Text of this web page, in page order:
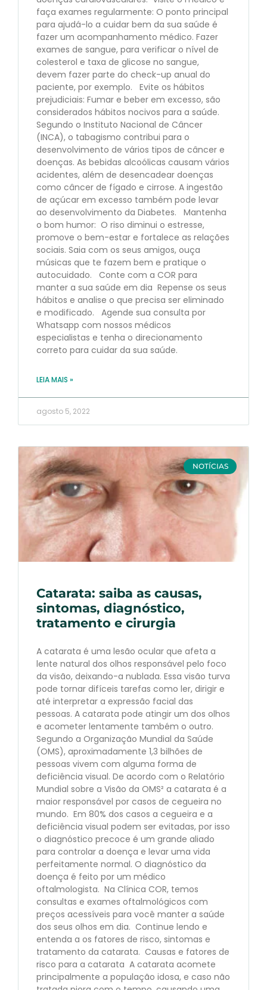
faça exames regularmente: O ponto principal
para ajudá-lo a cuidar bem da sua saúde é
fazer um acompanhamento médico. Fazer
exames de sangue, para verificar o nível de
colesterol e taxa de glicose no sangue,
devem fazer parte do check-up anual do
paciente, por exemplo. Evite os hábitos
prejudiciais: Fumar e beber em excesso, são
considerados hábitos nocivos para a saúde.
Segundo o Instituto Nacional de Câncer
(INCA), o tabagismo contribui para o
desenvolvimento de vários tipos de câncer e
doenças. As bebidas alcoólicas causam vários
acidentes, além de desencadear doenças
como câncer de fígado e cirrose. A ingestão
de açúcar em excesso também pode levar
ao desenvolvimento da Diabetes. Mantenha
o bom humor: O riso diminui o estresse,
promove o bem-estar e fortalece as relações
sociais. Saia com os seus amigos, ouça
músicas que te fazem bem e pratique o
autocuidado. Conte com a COR para
manter a sua saúde em dia Repense os seus
hábitos e analise o que precisa ser eliminado
e modificado. Agende sua consulta por
Whatsapp com nossos médicos
especialistas e tenha o direcionamento
correto para cuidar da sua saúde.
LEIA MAIS »
agosto 5, 2022
NOTÍCIAS
Catarata: saiba as causas,
sintomas, diagnóstico,
tratamento e cirurgia
A catarata é uma lesão ocular que afeta a
lente natural dos olhos responsável pelo foco
da visão, deixando-a nublada. Essa visão turva
pode tornar difíceis tarefas como ler, dirigir e
até interpretar a expressão facial das
pessoas. A catarata pode atingir um dos olhos
e acometer lentamente também o outro.
Segundo a Organização Mundial da Saúde
(OMS), aproximadamente 1,3 bilhões de
pessoas vivem com alguma forma de
deficiência visual. De acordo com o Relatório
Mundial sobre a Visão da OMS² a catarata é a
maior responsável por casos de cegueira no
mundo. Em 80% dos casos a cegueira e a
deficiência visual podem ser evitadas, por isso
o diagnóstico precoce é um grande aliado
para controlar a doença e levar uma vida
perfeitamente normal. O diagnóstico da
doença é feito por um médico
oftalmologista. Na Clínica COR, temos
consultas e exames oftalmológicos com
preços acessíveis para você manter a saúde
dos seus olhos em dia. Continue lendo e
entenda a os fatores de risco, sintomas e
tratamento da catarata. Causas e fatores de
risco para a catarata A catarata acomete
principalmente a população idosa, e caso não